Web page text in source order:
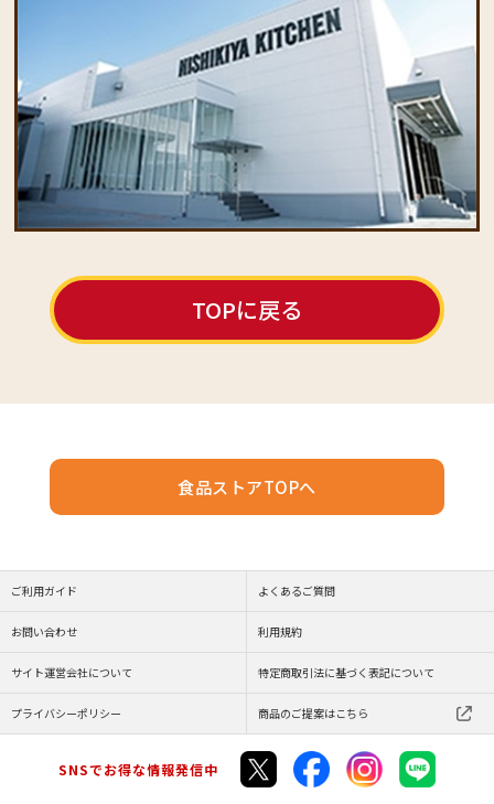
TOPに戻る
食品ストアTOPへ
ご利用ガイド よくあるご質問
お問い合わせ 利用規約
サイト運営会社について 特定商取引法に基づく表記について
プライバシーポリシー 商品のご提案はこちら
SNSでお得な情報発信中